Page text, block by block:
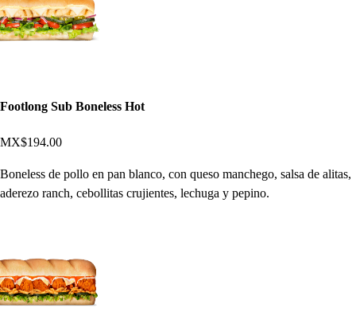
Footlong Sub Boneless Hot
MX$194.00
Boneless de pollo en pan blanco, con queso manchego, salsa de alitas,
aderezo ranch, cebollitas crujientes, lechuga y pepino.